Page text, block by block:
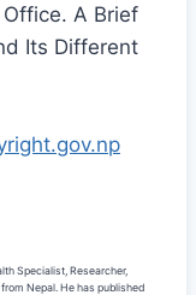
Office. A Brief
Its Different
Specialist, Researcher,
Nepal. He has published